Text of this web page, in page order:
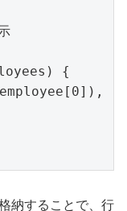
{
納することで、行